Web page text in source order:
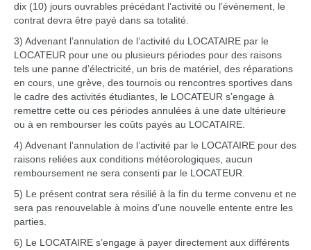
dix (10) jours ouvrables précédant l’activité ou l’événement, le
contrat devra être payé dans sa totalité.
3) Advenant l’annulation de l’activité du LOCATAIRE par le
LOCATEUR pour une ou plusieurs périodes pour des raisons
tels une panne d’électricité, un bris de matériel, des réparations
en cours, une grève, des tournois ou rencontres sportives dans
le cadre des activités étudiantes, le LOCATEUR s’engage à
remettre cette ou ces périodes annulées à une date ultérieure
ou à en rembourser les coûts payés au LOCATAIRE.
4) Advenant l’annulation de l’activité par le LOCATAIRE pour des
raisons reliées aux conditions météorologiques, aucun
remboursement ne sera consenti par le LOCATEUR.
5) Le présent contrat sera résilié à la fin du terme convenu et ne
sera pas renouvelable à moins d’une nouvelle entente entre les
parties.
6) Le LOCATAIRE s’engage à payer directement aux différents